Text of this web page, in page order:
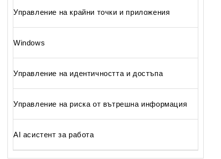
Управление на крайни точки и приложения
Windows
Управление на идентичността и достъпа
Управление на риска от вътрешна информация
AI асистент за работа